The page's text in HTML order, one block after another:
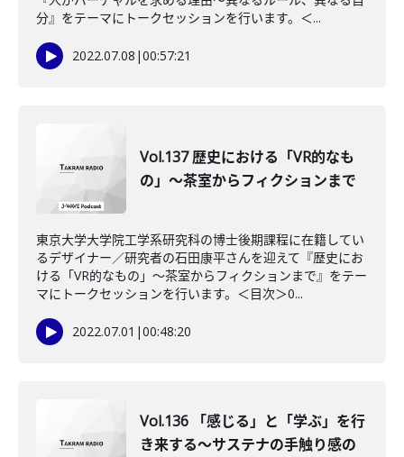
分』をテーマにトークセッションを行います。＜...
2022.07.08 |00:57:21
Vol.137 歴史における「VR的なも
の」～茶室からフィクションまで
東京大学大学院工学系研究科の博士後期課程に在籍してい
るデザイナー／研究者の石田康平さんを迎えて『歴史にお
ける「VR的なもの」～茶室からフィクションまで』をテー
マにトークセッションを行います。＜目次＞0...
2022.07.01 |00:48:20
Vol.136 「感じる」と「学ぶ」を行
き来する～サステナの手触り感の